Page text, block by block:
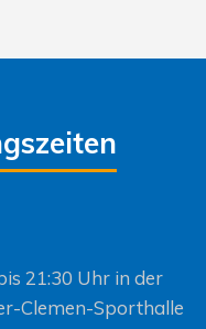
21:30 Uhr in der
Clemen-Sporthalle